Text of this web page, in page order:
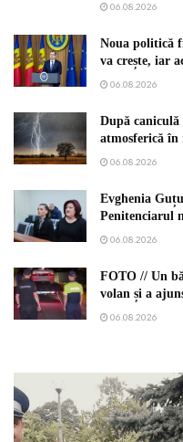
06.08.2026
Noua politică
va crește, iar
06.08.2026
După
atmosferică
06.08.2026
Evghenia
Penitenciarul
06.08.2026
FOTO // Un
volan și a
06.08.2026